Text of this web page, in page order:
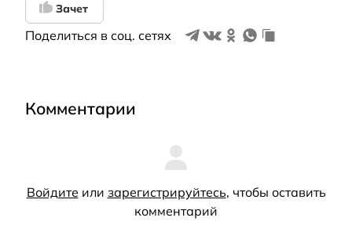
Зачет
Поделиться в соц. сетях
Комментарии
Войдите или зарегистрируйтесь, чтобы оставить
комментарий